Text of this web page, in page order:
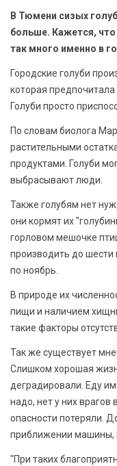
В Тюмени сизых
больше. Кажется,
так много именно в
Городские голуби
которая
Голуби просто
По словам биолога
растительными
продуктами. Голуби
выбрасывают люди.
Также голубям нет
они кормят их
горловом мешочке
производить до шести
по ноябрь.
В природе их
пищи и наличием
такие факторы
Так же существует
Слишком хорошая
деградировали. Еду им
надо, нет у них врагов
опасности потеряли.
приближении машины,
"При таких